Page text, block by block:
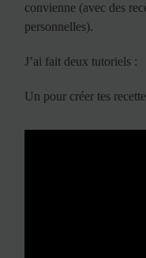
convienne (avec des
personnelles).
J’ai fait deux tutoriels :
Un pour créer tes